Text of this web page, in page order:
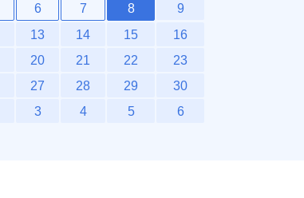
6 7 8
9
13 14 15
16
20 21 22
23
27 28 29
30
3 4 5 6